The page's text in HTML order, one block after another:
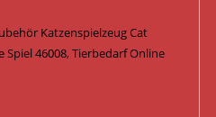
Katzenspielzeug Cat
46008, Tierbedarf Online